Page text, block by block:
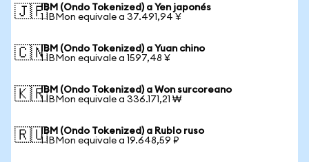
🇯🇵IBM (Ondo Tokenized) a Yen japonés
1 IBMon equivale a 37.491,94 ¥
🇨🇳IBM (Ondo Tokenized) a Yuan chino
1 IBMon equivale a 1597,48 ¥
🇰🇷IBM (Ondo Tokenized) a Won surcoreano
1 IBMon equivale a 336.171,21 ₩
🇷🇺IBM (Ondo Tokenized) a Rublo ruso
1 IBMon equivale a 19.648,59 ₽